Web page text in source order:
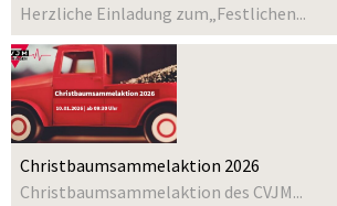
Herzliche Einladung zum„Festlichen...
Christbaumsammelaktion 2026
Christbaumsammelaktion des CVJM...